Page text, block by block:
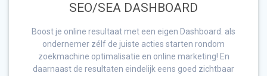
SEO/SEA DASHBOARD
Boost je online resultaat met een eigen Dashboard. als
ondernemer zélf de juiste acties starten rondom
zoekmachine optimalisatie en online marketing! En
daarnaast de resultaten eindelijk eens goed zichtbaar